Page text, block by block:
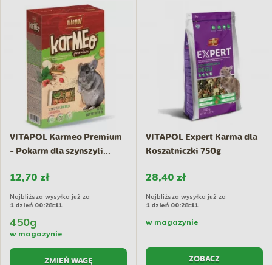
VITAPOL Karmeo Premium
- Pokarm dla szynszyli...
12,70 zł
Najbliższa wysyłka już za
1 dzień 00:28:10
450g
w magazynie
ZMIEŃ WAGĘ
VITAPOL Expert Karma dla
Koszatniczki 750g
28,40 zł
Najbliższa wysyłka już za
1 dzień 00:28:10
w magazynie
ZOBACZ